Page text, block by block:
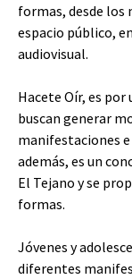
formas, desde los
espacio público,
audiovisual.
Hacete Oír, es por
buscan generar
manifestaciones e
además, es un
El Tejano y se
formas.
Jóvenes y
diferentes